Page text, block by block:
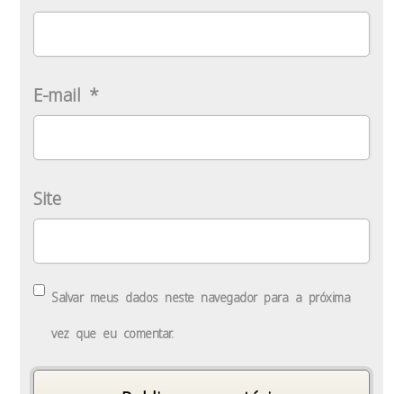
E-mail *
Site
Salvar meus dados neste navegador para a próxima
vez que eu comentar.